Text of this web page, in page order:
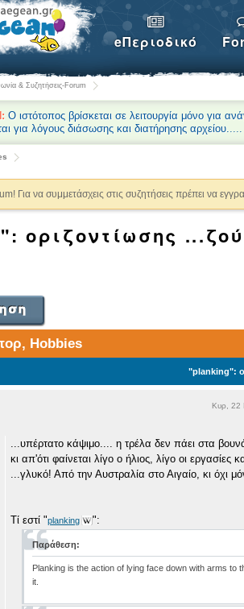
eΠεριοδικό
& Συζητήσεις-Forum
Ο ιστότοπος βρίσκεται σε λειτουργία μόνο για
για λόγους διάσωσης και διατήρησης αρχείου.....
Για να συμμετάσχεις στις συζητήσεις πρέπει να
οριζοντίωσης
Hobbies
"planking":
Κυρ, 22
...υπέρτατο κάψιμο.... η τρέλα δεν πάει στα
κι απ'ότι φαίνεται λίγο ο ήλιος, λίγο οι
...γλυκό! Από την Αυστραλία στο Αιγαίο, κι όχι
Τί εστί "planking ":
Παράθεση:
Planking is the action of lying face down with arms to
it.